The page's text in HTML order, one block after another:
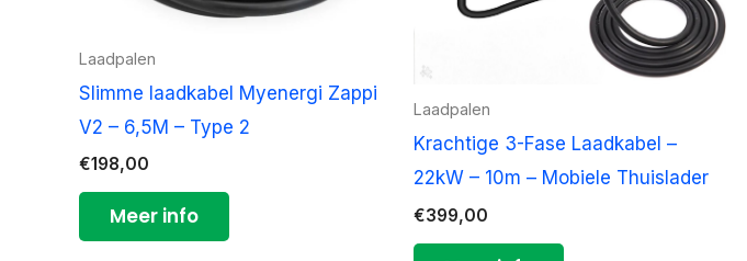
Laadpalen
Slimme laadkabel Myenergi Zappi
V2 – 6,5M – Type 2
€198,00
Meer info
Laadpalen
Krachtige 3-Fase Laadkabel –
22kW – 10m – Mobiele Thuislader
€399,00